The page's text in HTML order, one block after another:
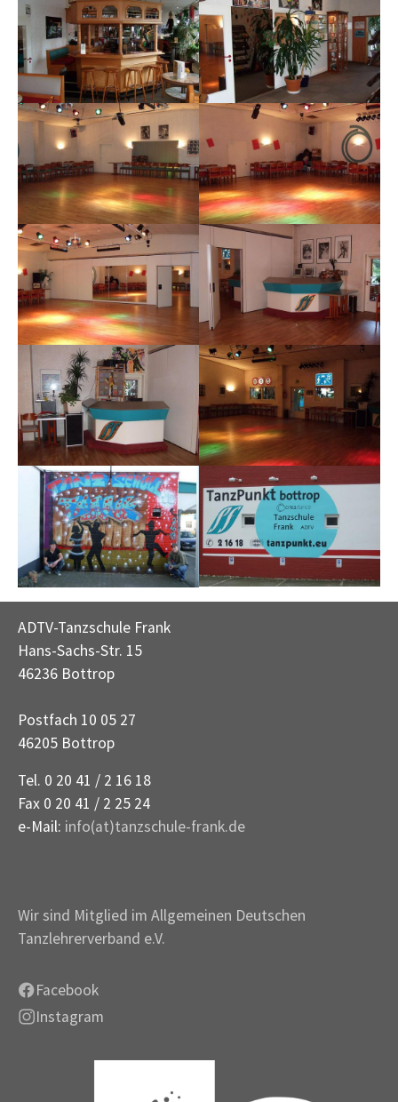
ADTV-Tanzschule Frank
Hans-Sachs-Str. 15
46236 Bottrop
Postfach 10 05 27
46205 Bottrop
Tel. 0 20 41 / 2 16 18
Fax 0 20 41 / 2 25 24
e-Mail: info(at)tanzschule-frank.de
Wir sind Mitglied im Allgemeinen Deutschen
Tanzlehrerverband e.V.
Facebook
Instagram